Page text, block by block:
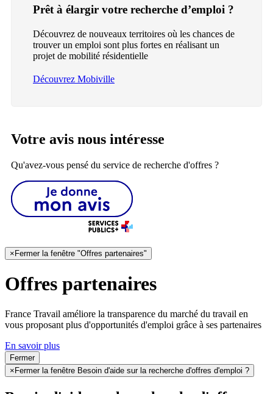
Prêt à élargir votre recherche d’emploi ?
Découvrez de nouveaux territoires où les chances de
trouver un emploi sont plus fortes en réalisant un
projet de mobilité résidentielle
Découvrez Mobiville
Votre avis nous intéresse
Qu'avez-vous pensé du service de recherche d'offres ?
× Fermer la fenêtre "Offres partenaires"
Offres partenaires
France Travail améliore la transparence du marché du travail en
vous proposant plus d'opportunités d'emploi grâce à ses partenaires
En savoir plus
Fermer
×Fermer la fenêtre Besoin d'aide sur la recherche d'offres d'emploi ?